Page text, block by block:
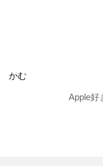
かむ
Apple好